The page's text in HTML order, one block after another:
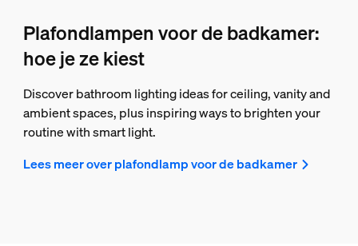
Plafondlampen voor de badkamer:
hoe je ze kiest
Discover bathroom lighting ideas for ceiling, vanity and
ambient spaces, plus inspiring ways to brighten your
routine with smart light.
Lees meer over plafondlamp voor de badkamer